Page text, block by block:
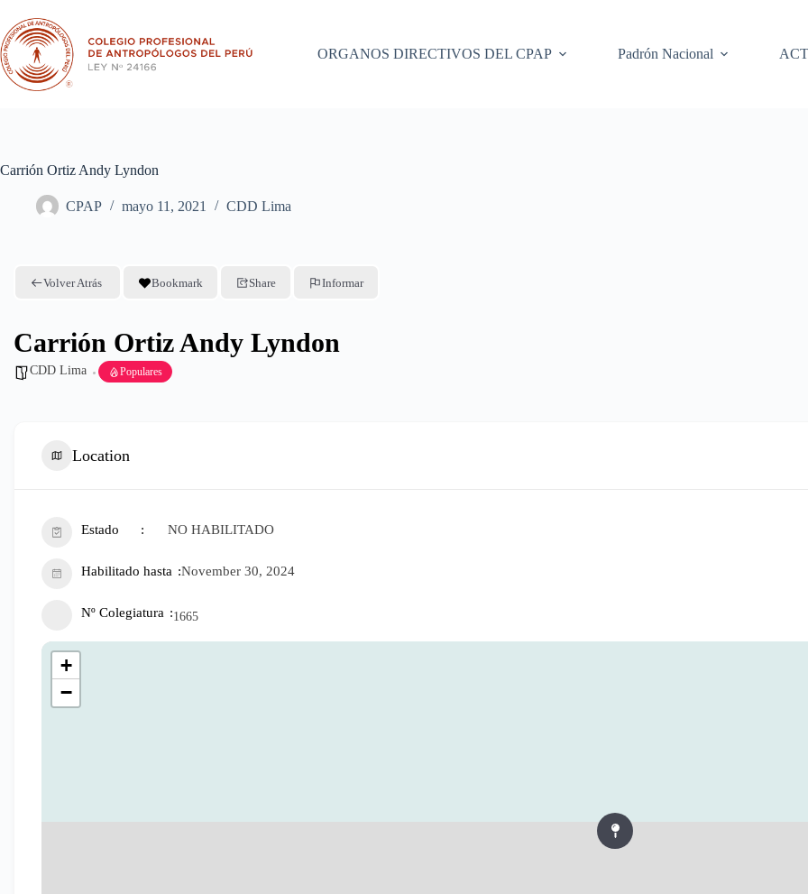
contenido
ORGANOS DIRECTIVOS DEL CPAP
Padrón Nacional
Carrión Ortiz Andy Lyndon
CPAP mayo 11, 2021 CDD Lima
Volver Atrás Bookmark Share Informar
Carrión Ortiz Andy Lyndon
CDD Lima Populares
Location
Estado NO HABILITADO
Habilitado hasta November 30, 2024
Nº Colegiatura 1665
+
−